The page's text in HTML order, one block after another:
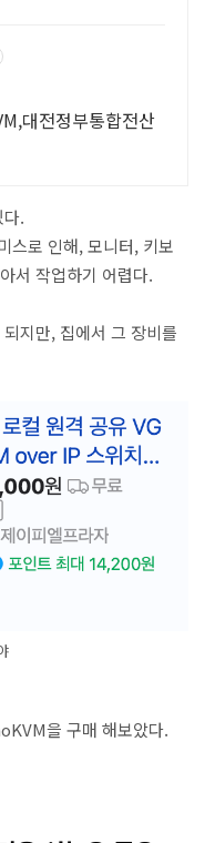
대전정부통합전산
.
스로 인해, 모니터, 키보
서 작업하기 어렵다.
지만, 집에서 그 장비를
을 구매 해보았다.